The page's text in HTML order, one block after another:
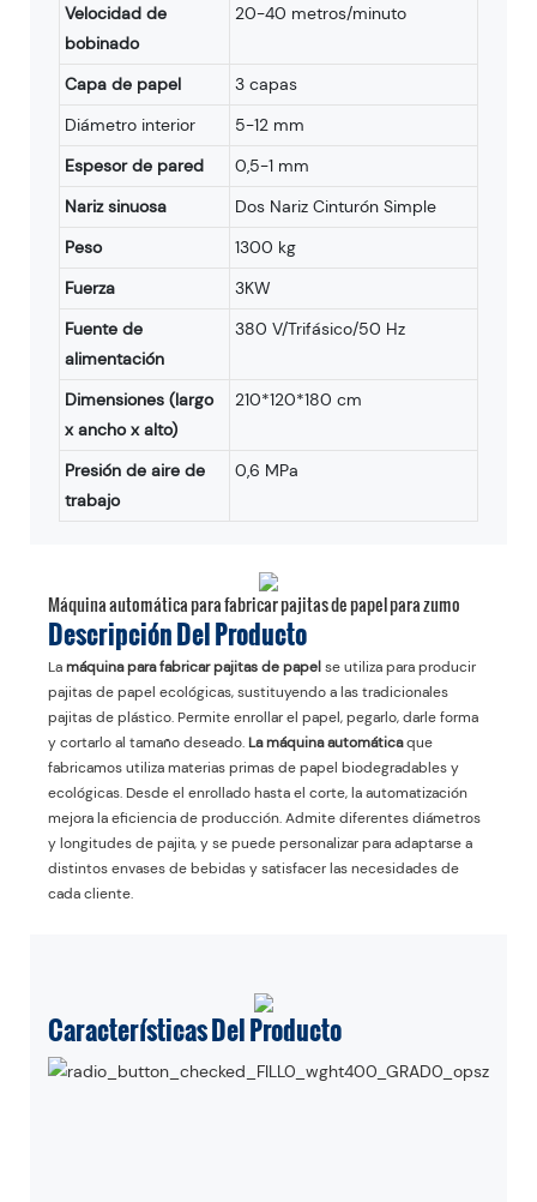
Velocidad de
bobinado
20-40 metros/minuto
Capa de papel
3 capas
Diámetro interior
5-12 mm
Espesor de pared
0,5-1 mm
Nariz sinuosa
Dos Nariz Cinturón Simple
Peso
1300 kg
Fuerza
3KW
Fuente de
alimentación
380 V/Trifásico/50 Hz
Dimensiones (largo
x ancho x alto)
210*120*180 cm
Presión de aire de
trabajo
0,6 MPa
Máquina automática para fabricar pajitas de papel para zumo
Descripción Del Producto
Lamáquina para fabricar pajitas de papelse utiliza para producir
pajitas de papel ecológicas, sustituyendo a las tradicionales
pajitas de plástico. Permite enrollar el papel, pegarlo, darle forma
y cortarlo al tamaño deseado. La máquina automáticaque
fabricamos utiliza materias primas de papel biodegradables y
ecológicas. Desde el enrollado hasta el corte, la automatización
mejora la eficiencia de producción. Admite diferentes diámetros
y longitudes de pajita, y se puede personalizar para adaptarse a
distintos envases de bebidas y satisfacer las necesidades de
cada cliente.
Características Del Producto